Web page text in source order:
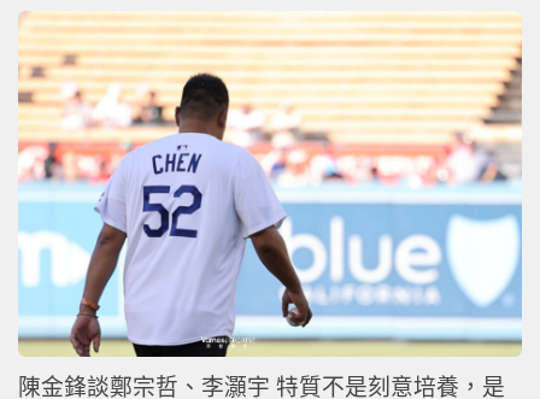
陳金鋒談鄭宗哲、李灝宇 特質不是刻意培養，是